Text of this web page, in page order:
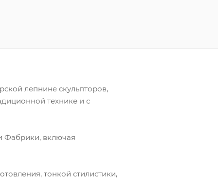
лепнине скульпторов,
технике и с
Фабрики, включая
тонкой стилистики,